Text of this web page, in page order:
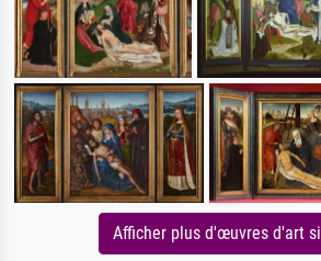
Afficher plus d'œuvres d'art